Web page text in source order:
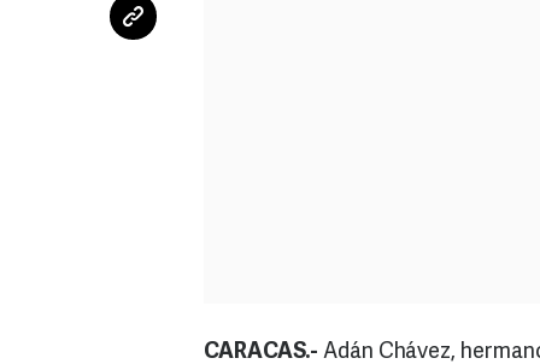
CARACAS.- Adán Chávez,